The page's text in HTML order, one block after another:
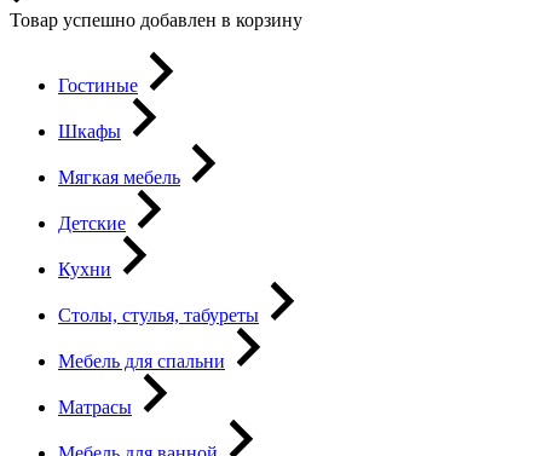
Товар успешно добавлен в корзину
Гостиные
Шкафы
Мягкая мебель
Детские
Кухни
Столы, стулья, табуреты
Мебель для спальни
Матрасы